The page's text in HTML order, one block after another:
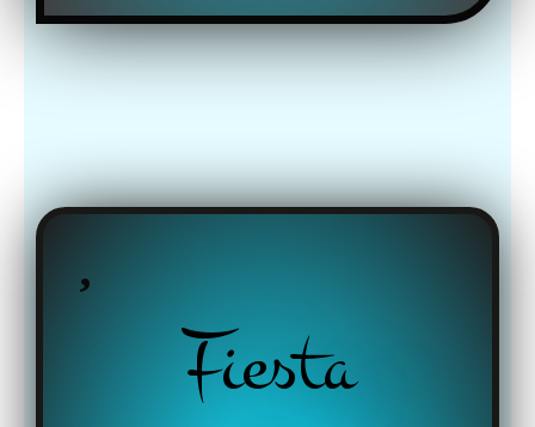
Fiesta